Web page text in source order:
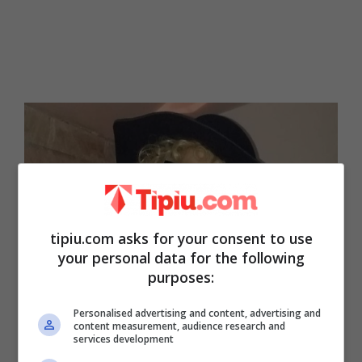
tipiu.com asks for your consent to use
your personal data for the following
purposes:
Personalised advertising and content, advertising and
content measurement, audience research and
services development